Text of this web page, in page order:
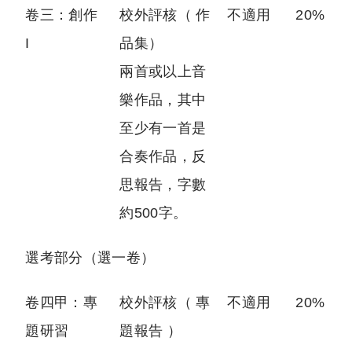
卷三：創作
I
校外評核（ 作
品集）
兩首或以上音
樂作品，其中
至少有一首是
合奏作品，反
思報告，字數
約500字。
不適用 20%
選考部分（選一卷）
卷四甲：專
題研習
校外評核（ 專
題報告 ）
不適用 20%